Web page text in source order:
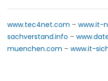
www.tec4net.com – www.it-
sachverstand.info –
muenchen.com – www.it-